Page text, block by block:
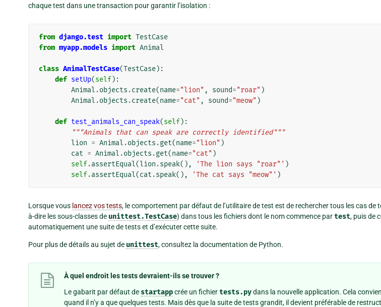
chaque test dans une transaction pour garantir l’isolation :
from django.test import TestCase
from myapp.models import Animal
class AnimalTestCase(TestCase):
def setUp(self):
Animal .objects .create(name="lion" , sound="roar" )
Animal .objects .create(name="cat" , sound="meow" )
def test_animals_can_speak(self):
"""Animals that can speak are correctly identified"""
lion = Animal .objects .get(name="lion" )
cat = Animal .objects .get(name="cat" )
self.assertEqual(lion .speak(), 'The lion says "roar"' )
self.assertEqual(cat .speak(), 'The cat says "meow"' )
Lorsque vous lancez vos tests, le comportement par défaut de l’utilitaire de test est de rechercher tous les cas de
à-dire les sous-classes de unittest.TestCase) dans tous les fichiers dont le nom commence partest, puis de
automatiquement une suite de tests et d’exécuter cette suite.
Pour plus de détails au sujet de unittest, consultez la documentation de Python.
À quel endroit les tests devraient-ils se trouver ?
Le gabarit par défaut de startappcrée un fichiertests.pydans la nouvelle application. Cela
quand il n’y a que quelques tests. Mais dès que la suite de tests grandit, il devient préférable de